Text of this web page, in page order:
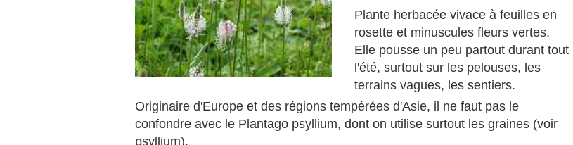
Plante herbacée vivace à feuilles en
rosette et minuscules fleurs vertes.
Elle pousse un peu partout durant tout
l'été, surtout sur les pelouses, les
terrains vagues, les sentiers.
Originaire d'Europe et des régions tempérées d'Asie, il ne faut pas le
confondre avec le Plantago psyllium, dont on utilise surtout les graines (voir
psyllium).